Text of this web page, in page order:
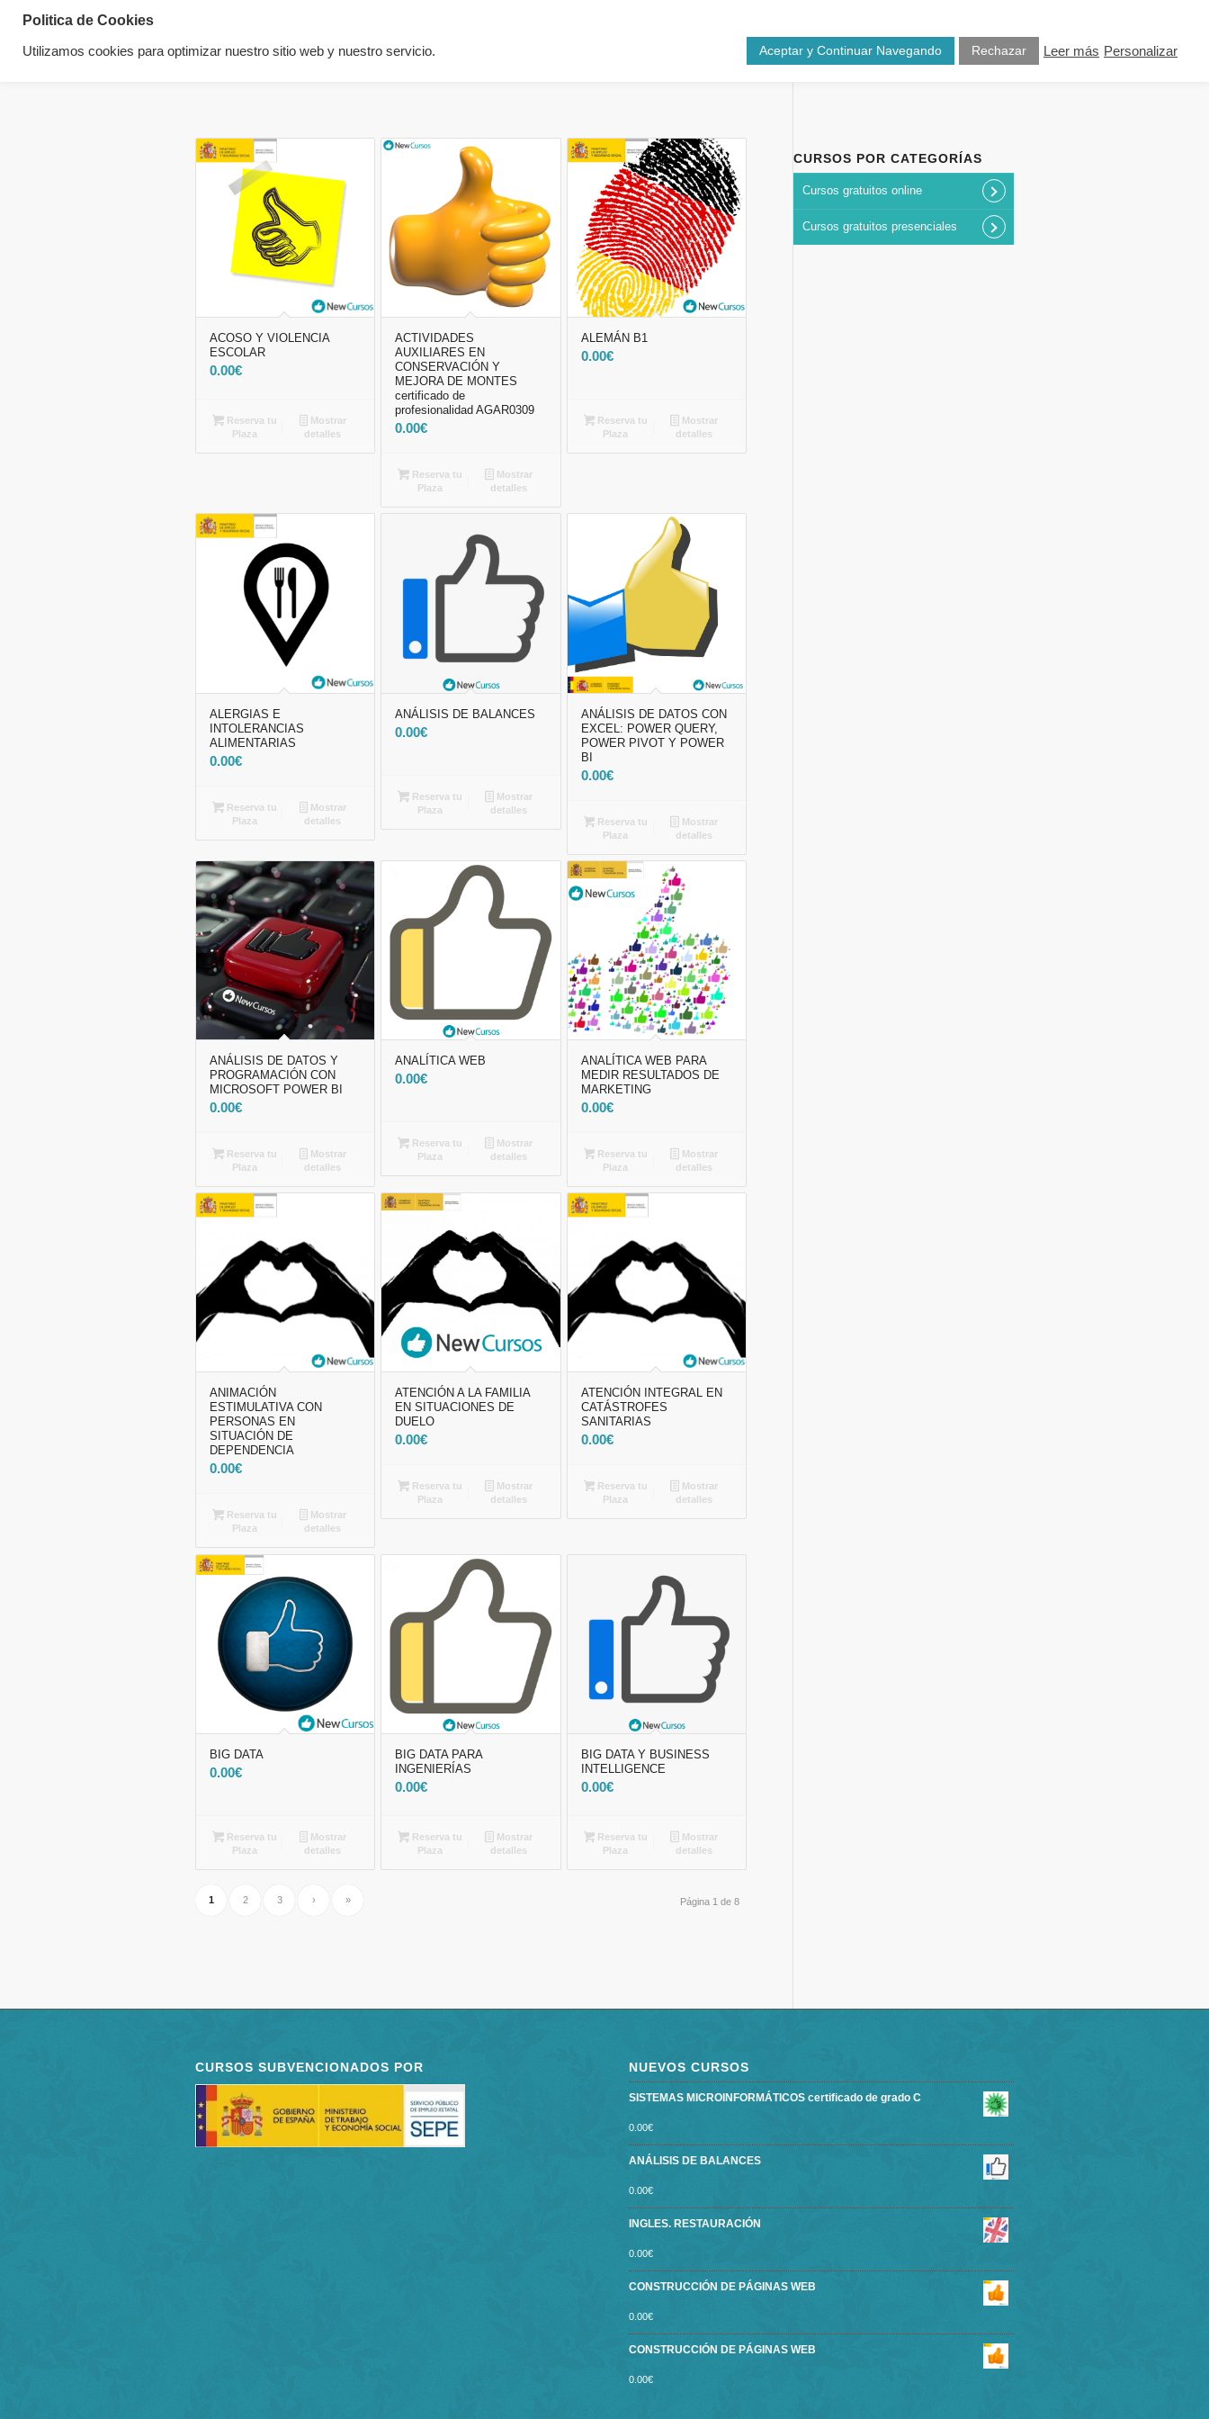
Cursos Nosotros Blog Contacto
ACOSO Y VIOLENCIA
ESCOLAR
0.00€
Reserva tu
Plaza
Mostrar
detalles
ACTIVIDADES
AUXILIARES EN
CONSERVACIÓN Y
MEJORA DE MONTES
certificado de
profesionalidad AGAR0309
0.00€
Reserva tu
Plaza
Mostrar
detalles
ALEMÁN B1
0.00€
Reserva tu
Plaza
Mostrar
detalles
ALERGIAS E
INTOLERANCIAS
ALIMENTARIAS
0.00€
Reserva tu
Plaza
Mostrar
detalles
ANÁLISIS DE BALANCES
0.00€
Reserva tu
Plaza
Mostrar
detalles
ANÁLISIS DE DATOS CON
EXCEL: POWER QUERY,
POWER PIVOT Y POWER
BI
0.00€
Reserva tu
Plaza
Mostrar
detalles
ANÁLISIS DE DATOS Y
PROGRAMACIÓN CON
MICROSOFT POWER BI
0.00€
Reserva tu
Plaza
Mostrar
detalles
ANALÍTICA WEB
0.00€
Reserva tu
Plaza
Mostrar
detalles
ANALÍTICA WEB PARA
MEDIR RESULTADOS DE
MARKETING
0.00€
Reserva tu
Plaza
Mostrar
detalles
ANIMACIÓN
ESTIMULATIVA CON
PERSONAS EN
SITUACIÓN DE
DEPENDENCIA
0.00€
Reserva tu
Plaza
Mostrar
detalles
ATENCIÓN A LA FAMILIA
EN SITUACIONES DE
DUELO
0.00€
Reserva tu
Plaza
Mostrar
detalles
ATENCIÓN INTEGRAL EN
CATÁSTROFES
SANITARIAS
0.00€
Reserva tu
Plaza
Mostrar
detalles
BIG DATA
0.00€
Reserva tu
Plaza
Mostrar
detalles
BIG DATA PARA
INGENIERÍAS
0.00€
Reserva tu
Plaza
Mostrar
detalles
BIG DATA Y BUSINESS
INTELLIGENCE
0.00€
Reserva tu
Plaza
Mostrar
detalles
Página 1 de 8
1 2 3 › »
CURSOS POR CATEGORÍAS
Cursos gratuitos online
Cursos gratuitos presenciales
CURSOS SUBVENCIONADOS POR NUEVOS CURSOS
SISTEMAS MICROINFORMÁTICOS certificado de grado C
0.00€
ANÁLISIS DE BALANCES
0.00€
INGLES. RESTAURACIÓN
0.00€
CONSTRUCCIÓN DE PÁGINAS WEB
0.00€
CONSTRUCCIÓN DE PÁGINAS WEB
0.00€
Politica de Cookies
Utilizamos cookies para optimizar nuestro sitio web y nuestro servicio. Aceptar y Continuar Navegando Rechazar Leer más Personalizar